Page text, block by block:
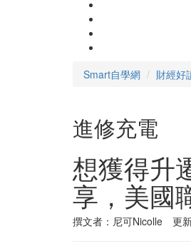
Smart自學網 財經好
進修充電
想獲得升
享，美國
撰文者：尼可Nicolle 更